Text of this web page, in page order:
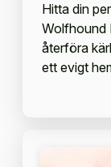
Hitta din
Wolfhound
återföra
ett evigt